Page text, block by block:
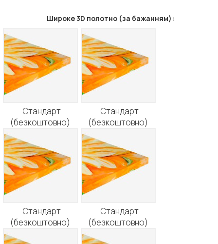
Широке 3D полотно (за бажанням):
Стандарт
(безкоштовно)
Стандарт
(безкоштовно)
Стандарт
(безкоштовно)
Стандарт
(безкоштовно)